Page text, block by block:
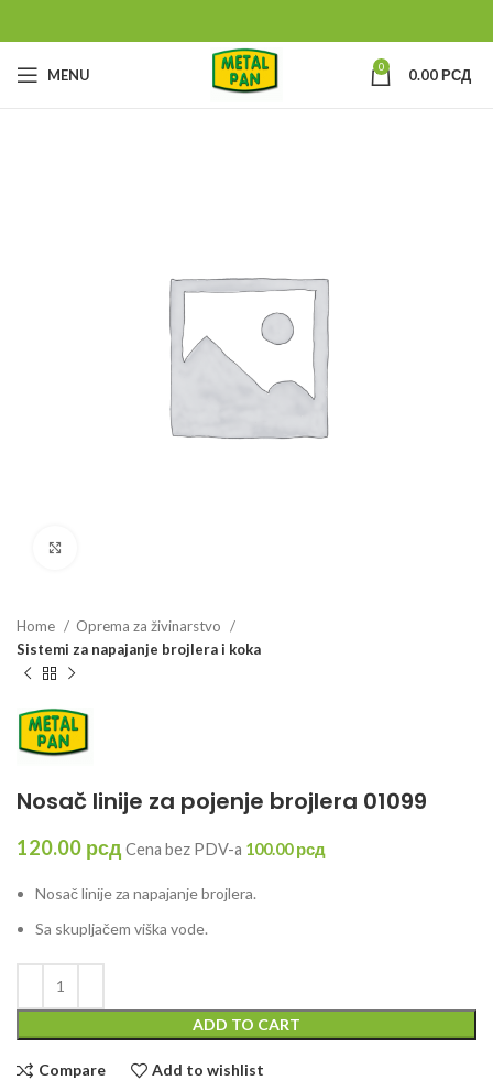
MENU 0 0.00РСД
Home
Oprema za živinarstvo
Sistemi za napajanje brojlera i koka
Nosač linije za pojenje brojlera 01099
120.00 рсд Cena bez PDV-a 100.00рсд
Nosač linije za napajanje brojlera.
Sa skupljačem viška vode.
ADD TO CART
Compare Add to wishlist